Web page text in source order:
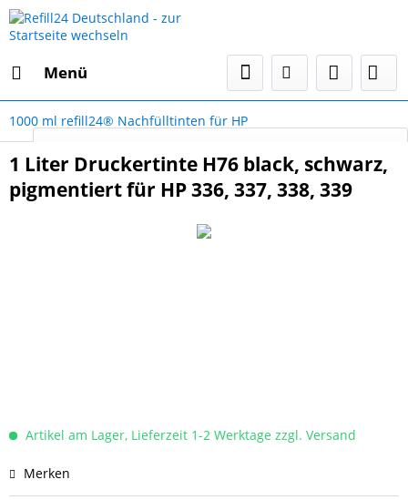
Menü
1000 ml refill24® Nachfülltinten für HP
1 Liter Druckertinte H76 black, schwarz,
pigmentiert für HP 336, 337, 338, 339
Artikel am Lager, Lieferzeit 1-2 Werktage zzgl. Versand
Merken